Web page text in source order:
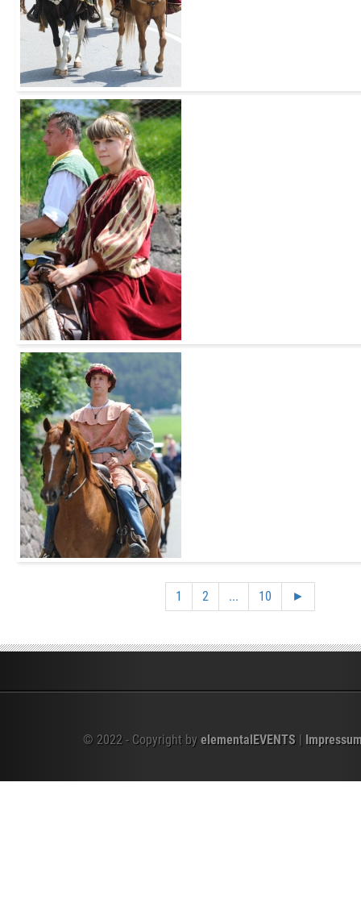
1 2 ... 10 ►
© 2022 - Copyright by elementalEVENTS |